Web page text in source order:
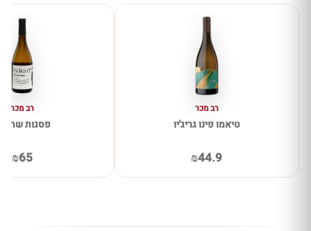
רב מכר
טיאמו פינו גריג'יו
₪44.9
רב מכר
פסגות
₪65